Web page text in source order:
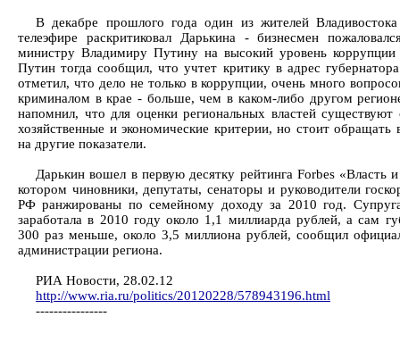
В декабре прошлого года один из жителей
телеэфире раскритиковал Дарькина - бизнесмен
министру Владимиру Путину на высокий уровень коррупции
Путин тогда сообщил, что учтет критику в адрес
отметил, что дело не только в коррупции, очень много
криминалом в крае - больше, чем в каком-либо другом
напомнил, что для оценки региональных властей существуют
хозяйственные и экономические критерии, но стоит обращать
на другие показатели.
Дарькин вошел в первую десятку рейтинга Forbes «Власть
котором чиновники, депутаты, сенаторы и руководители
РФ ранжированы по семейному доходу за 2010 год.
заработала в 2010 году около 1,1 миллиарда рублей, а сам
300 раз меньше, около 3,5 миллиона рублей, сообщил
администрации региона.
РИА Новости, 28.02.12
http://www.ria.ru/politics/20120228/578943196.html
----------------